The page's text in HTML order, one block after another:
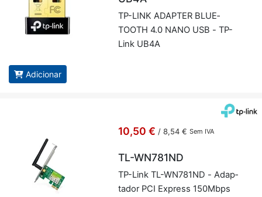
TP-LINK ADAPTER BLU­E­
TOOTH 4.0 NANO USB - TP-
Link UB4A
Adicionar
10,50 € / 8,54 € Sem IVA
TL-WN781ND
TP-Link TL-WN781ND - Adap­
tador PCI Ex­press 150Mbps